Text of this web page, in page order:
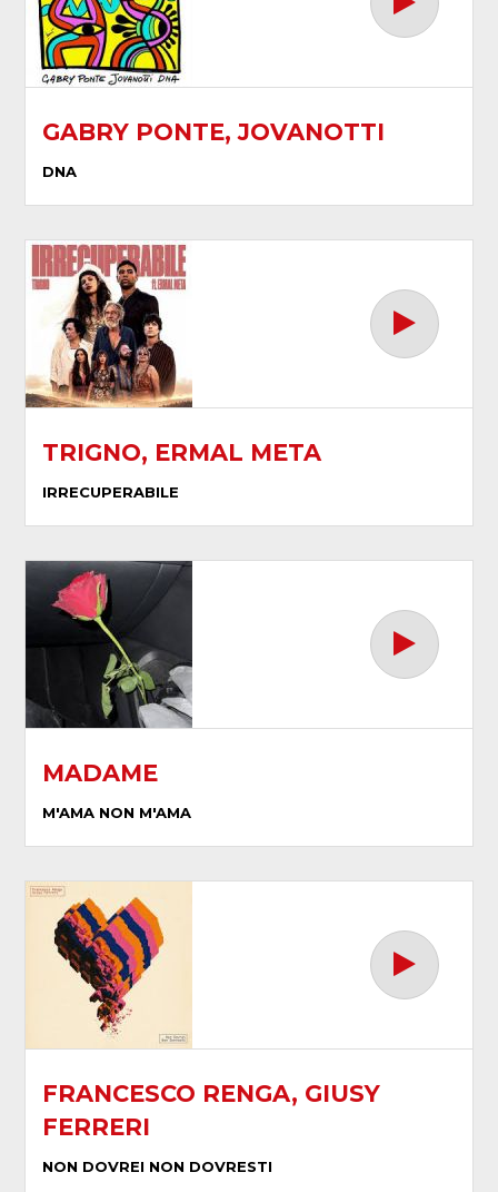
GABRY PONTE, JOVANOTTI
DNA
TRIGNO, ERMAL META
IRRECUPERABILE
MADAME
M'AMA NON M'AMA
FRANCESCO RENGA, GIUSY
FERRERI
NON DOVREI NON DOVRESTI